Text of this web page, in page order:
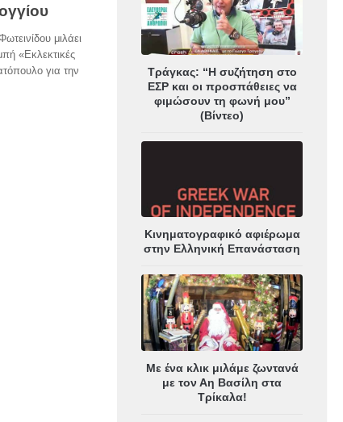
μιλάει
«Εκλεκτικές
για την
Τράγκας: “Η συζήτηση στο
ΕΣΡ και οι προσπάθειες να
φιμώσουν τη φωνή μου”
(Βίντεο)
Κινηματογραφικό αφιέρωμα
στην Ελληνική Επανάσταση
Με ένα κλικ μιλάμε ζωντανά
με τον Αη Βασίλη στα
Τρίκαλα!